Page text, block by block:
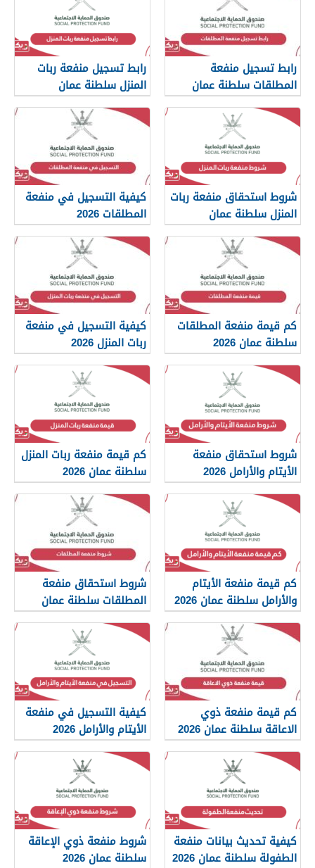
رابط تسجيل منفعة
المطلقات سلطنة عمان
spf.gov.om
رابط تسجيل منفعة ربات
المنزل سلطنة عمان
spf.gov.om
شروط استحقاق منفعة ربات
المنزل سلطنة عمان
كيفية التسجيل في منفعة
المطلقات 2026
كم قيمة منفعة المطلقات
سلطنة عمان 2026
كيفية التسجيل في منفعة
ربات المنزل 2026
شروط استحقاق منفعة
الأيتام والأرامل 2026
كم قيمة منفعة ربات المنزل
سلطنة عمان 2026
كم قيمة منفعة الأيتام
والأرامل سلطنة عمان 2026
شروط استحقاق منفعة
المطلقات سلطنة عمان
2026
كم قيمة منفعة ذوي
الاعاقة سلطنة عمان 2026
كيفية التسجيل في منفعة
الأيتام والأرامل 2026
كيفية تحديث بيانات منفعة
الطفولة سلطنة عمان 2026
شروط منفعة ذوي الإعاقة
سلطنة عمان 2026